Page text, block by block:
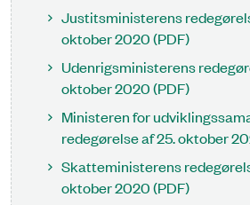
Justitsministerens
oktober 2020 (PDF)
Udenrigsministerens
oktober 2020 (PDF)
Ministeren for
redegørelse af 25. oktober
Skatteministerens
oktober 2020 (PDF)